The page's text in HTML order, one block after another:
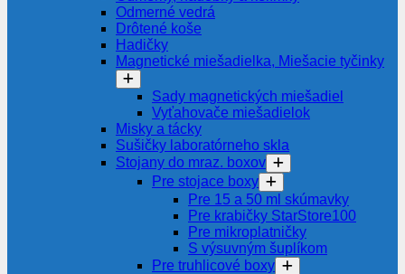
Odmerné vedrá
Drôtené koše
Hadičky
Magnetické miešadielka, Miešacie tyčinky
Sady magnetických miešadiel
Vyťahovače miešadielok
Misky a tácky
Sušičky laboratórneho skla
Stojany do mraz. boxov
Pre stojace boxy
Pre 15 a 50 ml skúmavky
Pre krabičky StarStore100
Pre mikroplatničky
S výsuvným šuplíkom
Pre truhlicové boxy